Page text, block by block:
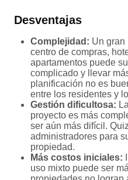
Desventajas
Complejidad: Un gran
centro de compras,
apartamentos puede
complicado y llevar
planificación no es
entre los residentes y
Gestión dificultosa:
proyecto es más
ser aún más difícil.
administradores para
propiedad.
Más costos iniciales:
uso mixto puede ser